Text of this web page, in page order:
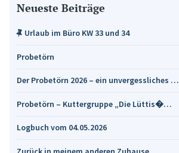
Neueste Beiträge
Urlaub im Büro KW 33 und 34
Probetörn
Der Probetörn 2026 – ein unvergessliches …
Probetörn – Kuttergruppe „Die Lüttis�…
Logbuch vom 04.05.2026